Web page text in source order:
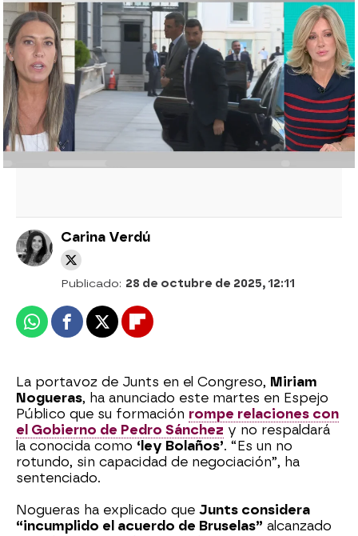
Puigdemont confirma la ruptura con el
PSOE y Junts pasa a la oposición: "Podrá
ocupar sillones, pero no podrá ejercer el
Gobierno"
Puigdemont y la cúpula de Junts
acuerdan romper con el PSOE por
unanimidad
Carina Verdú
Publicado: 28 de octubre de 2025, 12:11
WhatsappFacebook
X Flipboard
La portavoz de Junts en el Congreso, Miriam
Nogueras, ha anunciado este martes en Espejo
Público que su formación rompe relaciones con
el Gobierno de Pedro Sánchez y no respaldará
la conocida como ‘ley Bolaños’. “Es un no
rotundo, sin capacidad de negociación”, ha
sentenciado.
Nogueras ha explicado que Junts considera
“incumplido el acuerdo de Bruselas” alcanzado